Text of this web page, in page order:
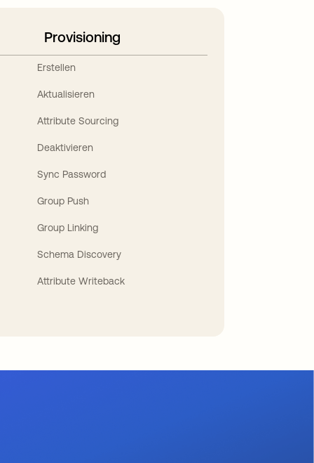
Provisioning
Erstellen
Aktualisieren
Attribute Sourcing
Deaktivieren
Sync Password
Group Push
Group Linking
Schema Discovery
Attribute Writeback